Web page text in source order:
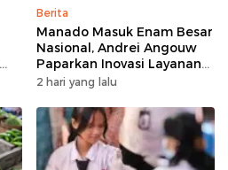
Berita
Manado Masuk Enam Besar
Nasional, Andrei Angouw
Paparkan Inovasi Layanan
Investasi di Hadapan Tim
2 hari yang lalu